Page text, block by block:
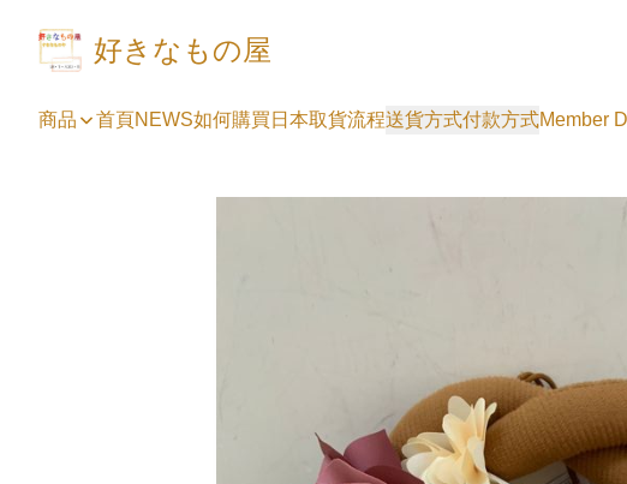
好きなもの屋
商品 首頁NEWS如何購買 日本取貨流程送貨方式付款方式Member